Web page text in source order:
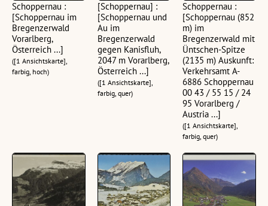
Schoppernau :
[Schoppernau im
Bregenzerwald
Vorarlberg,
Österreich ...]
([1 Ansichtskarte],
farbig, hoch)
[Schoppernau] :
[Schoppernau und
Au im
Bregenzerwald
gegen Kanisfluh,
2047 m Vorarlberg,
Österreich ...]
([1 Ansichtskarte],
farbig, quer)
Schoppernau :
[Schoppernau (852
m) im
Bregenzerwald mit
Üntschen-Spitze
(2135 m) Auskunft:
Verkehrsamt A-
6886 Schoppernau
00 43 / 55 15 / 24
95 Vorarlberg /
Austria ...]
([1 Ansichtskarte],
farbig, quer)